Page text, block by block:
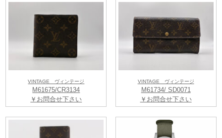
VINTAGE ヴィンテージ
M61675/CR3134
￥お問合せ下さい
VINTAGE ヴィンテージ
M61734/ SD0071
￥お問合せ下さい